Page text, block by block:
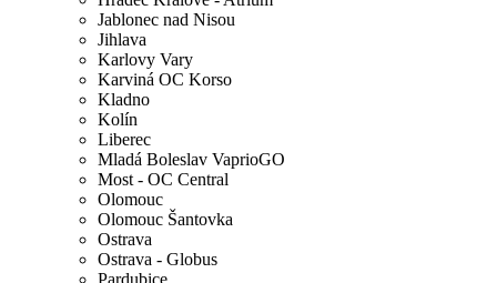
Jablonec nad Nisou
Jihlava
Karlovy Vary
Karviná OC Korso
Kladno
Kolín
Liberec
Mladá Boleslav VaprioGO
Most - OC Central
Olomouc
Olomouc Šantovka
Ostrava
Ostrava - Globus
Pardubice